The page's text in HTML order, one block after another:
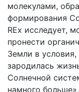
молекулами,
формирования
REx исследует,
пронести
Земли в
зародилась
Солнечной
намного